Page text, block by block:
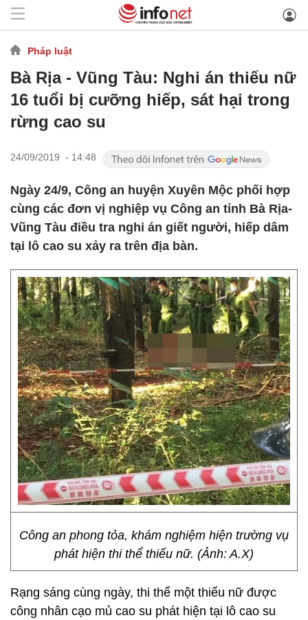
Pháp luật
Bà Rịa - Vũng Tàu: Nghi án thiếu nữ
16 tuổi bị cưỡng hiếp, sát hại trong
rừng cao su
24/09/2019 - 14:48
Ngày 24/9, Công an huyện Xuyên Mộc phối hợp
cùng các đơn vị nghiệp vụ Công an tỉnh Bà Rịa-
Vũng Tàu điều tra nghi án giết người, hiếp dâm
tại lô cao su xảy ra trên địa bàn.
Công an phong tỏa, khám nghiệm hiện trường vụ
phát hiện thi thể thiếu nữ. (Ảnh: A.X)
Rạng sáng cùng ngày, thi thể một thiếu nữ được
công nhân cạo mủ cao su phát hiện tại lô cao su